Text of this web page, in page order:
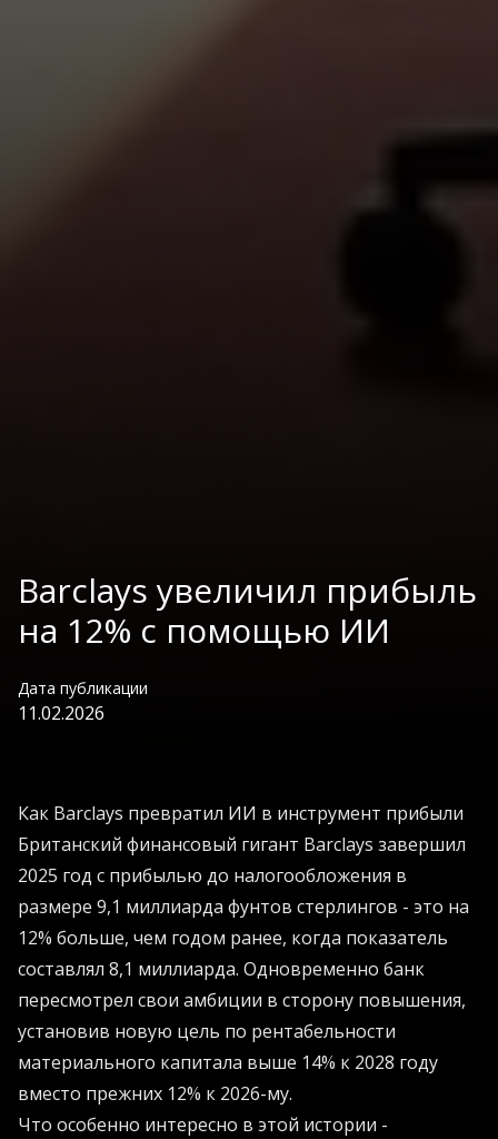
Barclays увеличил прибыль
на 12% с помощью ИИ
Дата публикации
11.02.2026
Как Barclays превратил ИИ в инструмент прибыли
Британский финансовый гигант Barclays завершил
2025 год с прибылью до налогообложения в
размере 9,1 миллиарда фунтов стерлингов - это на
12% больше, чем годом ранее, когда показатель
составлял 8,1 миллиарда. Одновременно банк
пересмотрел свои амбиции в сторону повышения,
установив новую цель по рентабельности
материального капитала выше 14% к 2028 году
вместо прежних 12% к 2026-му.
Что особенно интересно в этой истории -